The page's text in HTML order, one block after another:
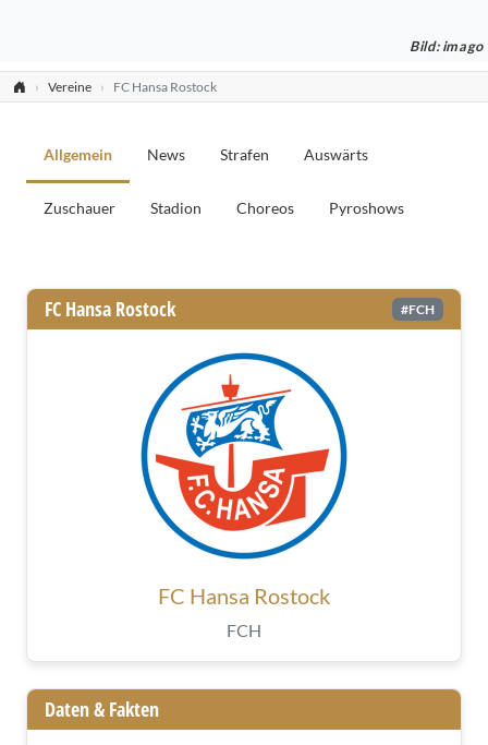
Bild: imago
Vereine FC Hansa Rostock
Allgemein News Strafen Auswärts
Zuschauer Stadion Choreos Pyroshows
Allgemeine Informationen
FC Hansa Rostock #FCH
FC Hansa Rostock
FCH
Daten & Fakten